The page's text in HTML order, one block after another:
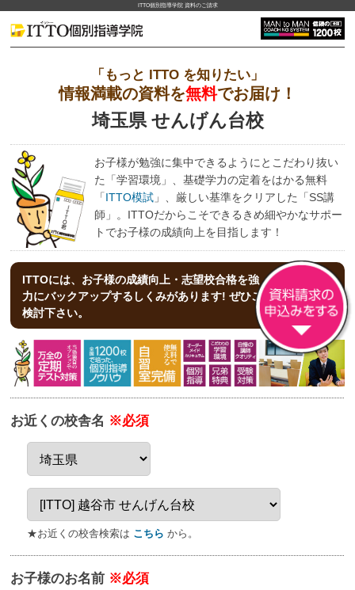
ITTO個別指導学院 資料のご請求
「もっと ITTO を知りたい」
情報満載の資料を無料でお届け！
埼玉県 せんげん台校
お子様が勉強に集中できるようにとこだわり抜い
た「学習環境」、基礎学力の定着をはかる無料
「ITTO模試」、厳しい基準をクリアした「SS講
師」。ITTOだからこそできるきめ細やかなサポー
トでお子様の成績向上を目指します！
ITTOには、お子様の成績向上・志望校合格を強
力にバックアップする しくみがあります! ぜひご
検討下さい。
お近くの校舎名 ※必須
★お近くの校舎検索は こちら から。
お子様のお名前 ※必須